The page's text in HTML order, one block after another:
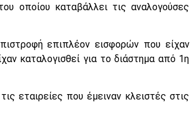
οποίου καταβάλλει τις αναλογούσες
επιπλέον εισφορών που είχαν
καταλογισθεί για το διάστημα από 1η
εταιρείες που έμειναν κλειστές στις